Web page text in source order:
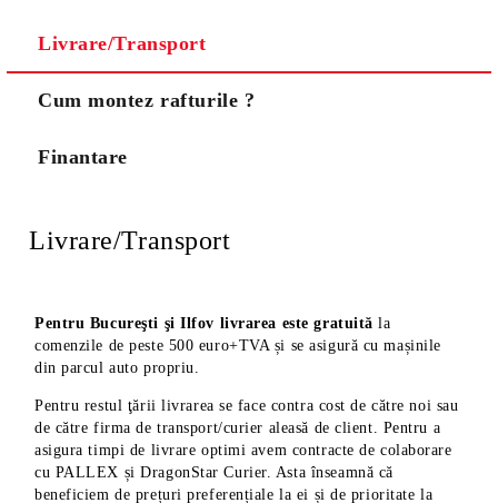
Livrare/Transport
Cum montez rafturile ?
Finantare
Livrare/Transport
Pentru Bucureşti şi Ilfov livrarea este gratuită la
comenzile de peste 500 euro+TVA și se asigură cu mașinile
din parcul auto propriu.
Pentru restul ţării livrarea se face contra cost de către noi sau
de către firma de transport/curier aleasă de client. Pentru a
asigura timpi de livrare optimi avem contracte de colaborare
cu PALLEX și DragonStar Curier. Asta înseamnă că
beneficiem de prețuri preferențiale la ei și de prioritate la